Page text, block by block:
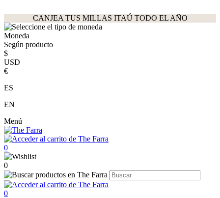
CANJEA TUS MILLAS ITAÚ TODO EL AÑO
Moneda
Según producto
$
USD
€
ES
EN
Menú
0
0
0